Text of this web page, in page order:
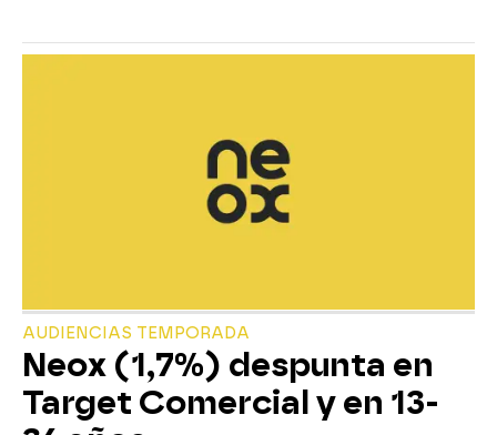
AUDIENCIAS TEMPORADA
Neox (1,7%) despunta en
Target Comercial y en 13-